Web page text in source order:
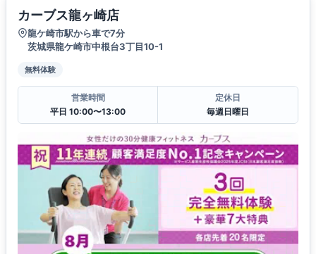
カーブス龍ヶ崎店
龍ケ崎市駅から車で7分
茨城県龍ケ崎市中根台3丁目10-1
無料体験
営業時間
平日 10:00〜13:00
定休日
毎週日曜日